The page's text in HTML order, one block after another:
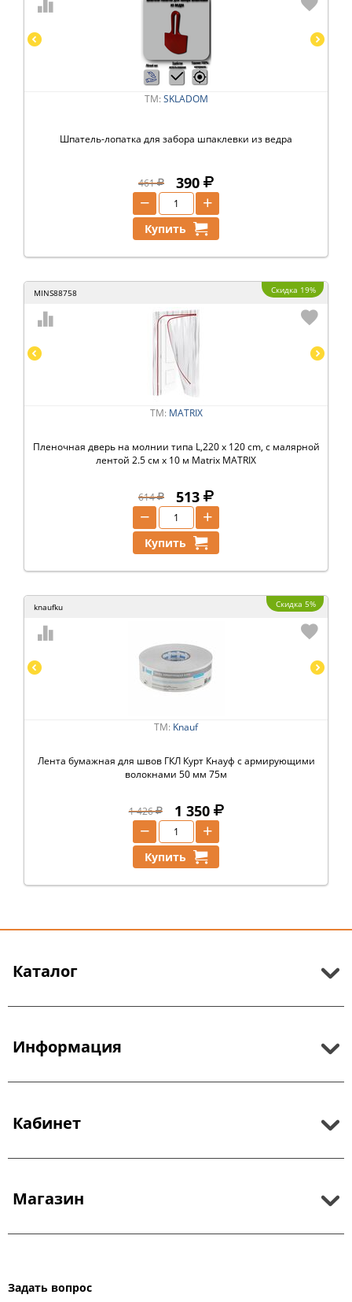
ТМ: SKLADOM
Шпатель-лопатка для забора шпаклевки из ведра
461 390
+
−
Купить
MINS88758 Скидка 19%
ТМ: MATRIX
Пленочная дверь на молнии типа L,220 x 120 cm, с малярной
лентой 2.5 см х 10 м Matrix MATRIX
614 513
+
−
Купить
knaufku Скидка 5%
ТМ: Knauf
Лента бумажная для швов ГКЛ Курт Кнауф с армирующими
волокнами 50 мм 75м
1 426 1 350
+
−
Купить
Каталог
Информация
Кабинет
Магазин
Задать вопрос